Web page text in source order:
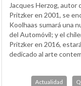
Jacques Herzog, autor
Pritzker en 2001, se
Koolhaas sumará una
del Automóvil; y el
Pritzker en 2016,
dedicado al arte
Actualidad